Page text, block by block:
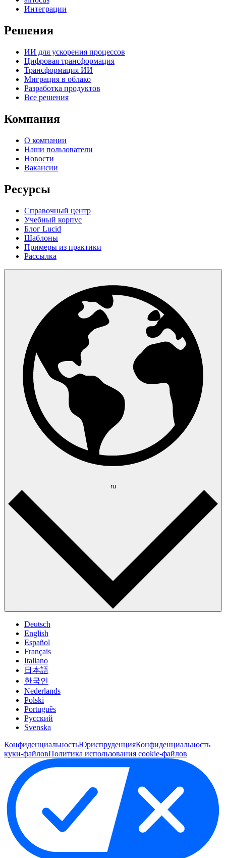
Интеграции
Решения
ИИ для ускорения процессов
Цифровая трансформация
Трансформация ИИ
Миграция в облако
Разработка продуктов
Все решения
Компания
О компании
Наши пользователи
Новости
Вакансии
Ресурсы
Справочный центр
Учебный корпус
Блог Lucid
Шаблоны
Примеры из практики
Рассылка
ru
Deutsch
English
Español
Français
Italiano
日本語
한국인
Nederlands
Polski
Português
Pусский
Svenska
КонфиденциальностьЮриспруденцияКонфиденциальность
куки-файловПолитика использования cookie-файлов